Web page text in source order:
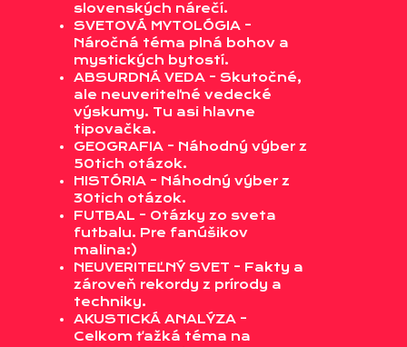
slovenských nárečí.
SVETOVÁ MYTOLÓGIA -
Náročná téma plná bohov a
mystických bytostí.
ABSURDNÁ VEDA - Skutočné,
ale neuveriteľné vedecké
výskumy. Tu asi hlavne
tipovačka.
GEOGRAFIA - Náhodný výber z
50tich otázok.
HISTÓRIA - Náhodný výber z
30tich otázok.
FUTBAL - Otázky zo sveta
futbalu. Pre fanúšikov
malina:)
NEUVERITEĽNÝ SVET - Fakty a
zároveň rekordy z prírody a
techniky.
AKUSTICKÁ ANALÝZA -
Celkom ťažká téma na